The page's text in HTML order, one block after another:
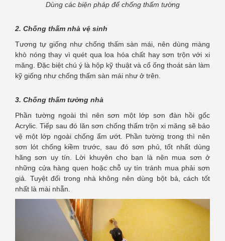
Dùng các biện pháp để chống thấm tường
2. Chống thấm nhà vệ sinh
Tương tự giống như chống thấm sàn mái, nên dùng màng
khò nóng thay vì quét qua loa hóa chất hay sơn trộn với xi
măng. Đặc biệt chú ý là hộp kỹ thuật và cổ ống thoát sàn làm
kỹ giống như chống thấm sàn mái như ở trên.
3. Chống thấm tường nhà
Phần tường ngoài thì nên sơn một lớp sơn đàn hồi gốc
Acrylic. Tiếp sau đó lăn sơn chống thấm trộn xi măng sẽ bảo
vệ một lớp ngoài chống ẩm ướt. Phần tường trong thì nên
sơn lót chống kiềm trước, sau đó sơn phủ, tốt nhất dùng
hãng sơn uy tín. Lời khuyên cho bạn là nên mua sơn ở
những cửa hàng quen hoặc chỗ uy tín tránh mua phải sơn
giả. Tuyệt đối trong nhà không nên dùng bột bả, cách tốt
nhất là mài nhẵn.